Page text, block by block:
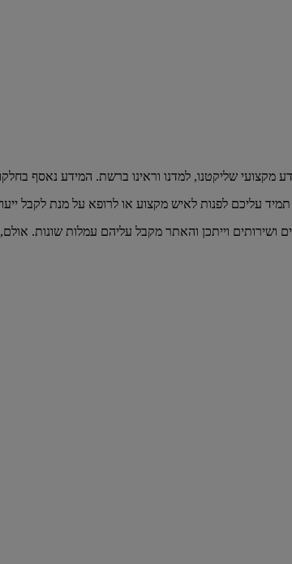
מקצועי שליקטנו, למדנו וראינו ברשת. המידע נאסף
תמיד עליכם לפנות לאיש מקצוע או לרופא על מנת לקבל
ושירותים וייתכן והאתר מקבל עליהם עמלות שונות.